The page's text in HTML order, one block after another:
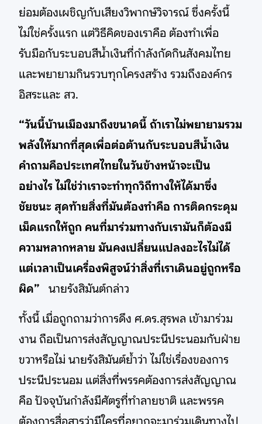
ย่อมต้องเผชิญกับเสียงวิพากษ์วิจารณ์ ซึ่งครั้งนี้
ไม่ใช่ครั้งแรก แต่วิธีคิดของเราคือ ต้องทำเพื่อ
รับมือกับระบอบสีน้ำเงินที่กำลังกัดกินสังคมไทย
และพยายามกินรวบทุกโครงสร้าง รวมถึงองค์กร
อิสระและ สว.
“วันนี้บ้านเมืองมาถึงขนาดนี้ ถ้าเราไม่พยายามรวม
พลังให้มากที่สุดเพื่อต่อต้านกับระบอบสีน้ำเงิน
คำถามคือประเทศไทยในวันข้างหน้าจะเป็น
อย่างไร ไม่ใช่ว่าเราจะทำทุกวิถีทางให้ได้มาซึ่ง
ชัยชนะ สุดท้ายสิ่งที่มันต้องทำคือ การติดกระดุม
เม็ดแรกให้ถูก คนที่มาร่วมทางกับเรามันก็ต้องมี
ความหลากหลาย มันคงเปลี่ยนแปลงอะไรไม่ได้
แต่เวลาเป็นเครื่องพิสูจน์ว่าสิ่งที่เราเดินอยู่ถูกหรือ
ผิด”
นายรังสิมันต์กล่าว
ทั้งนี้ เมื่อถูกถามว่าการดึง ศ.ดร.สุรพล เข้ามาร่วม
งาน ถือเป็นการส่งสัญญาณประนีประนอมกับฝ่าย
ขวาหรือไม่ นายรังสิมันต์ย้ำว่า ไม่ใช่เรื่องของการ
ประนีประนอม แต่สิ่งที่พรรคต้องการส่งสัญญาณ
คือ ปัจจุบันกำลังมีศัตรูที่ทำลายชาติ และพรรค